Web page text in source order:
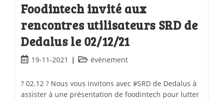
Foodintech invité aux
rencontres utilisateurs SRD de
Dedalus le 02/12/21
19-11-2021 évènement
? 02.12 ? Nous vous invitons avec #SRD de Dedalus à
assister à une présentation de foodintech pour lutter